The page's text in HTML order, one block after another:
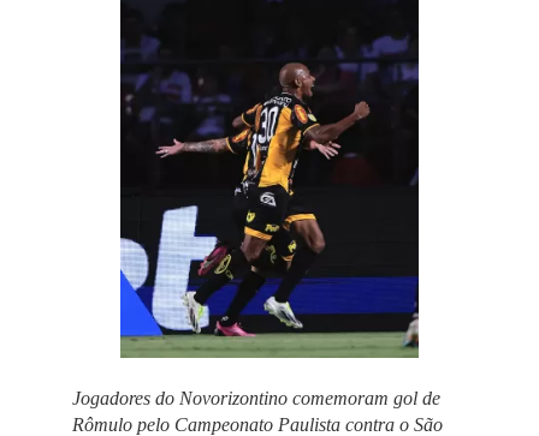
Jogadores do Novorizontino comemoram gol de
Rômulo pelo Campeonato Paulista contra o São